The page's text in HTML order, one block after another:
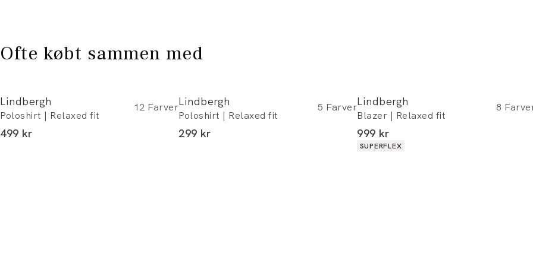
Ofte købt sammen med
Lindbergh
Poloshirt | Relaxed fit
12 Farver
I alt (inkl. rabat)
499 kr
Lindbergh
Poloshirt | Relaxed fit
5 Farver
I alt (inkl. rabat)
299 kr
Lindbergh
Blazer | Relaxed fit
8
I alt (inkl. rabat)
999 kr
Produkt egenskaber
SUPERFLEX